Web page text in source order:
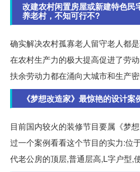
改建农村闲置房屋或新建特色民
养老村，不知可行不?
确实解决农村孤寡老人留守老人都
在农村生产力的极大提高促进了劳
扶余劳动力都在涌向大城市和生产密
《梦想改造家》最惊艳的设计案
目前国内较火的装修节目要属《梦
过一个案例看看这个节目的实力:位
代老公房的顶层,普通层高,L字户型,